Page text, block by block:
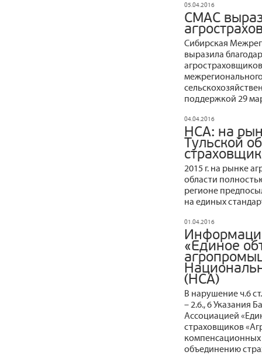
05.04.2016
СМАС
Сибирская
выразила
поддержкой 29
04.04.2016
НСА: на
Тульской
2015 г. на рынке
области
регионе
на единых
01.04.2016
«Единое
(НСА)
В нарушение ч.6
– 2.6., 6 Указания
Ассоциацией
страховщиков
компенсационных
объединению